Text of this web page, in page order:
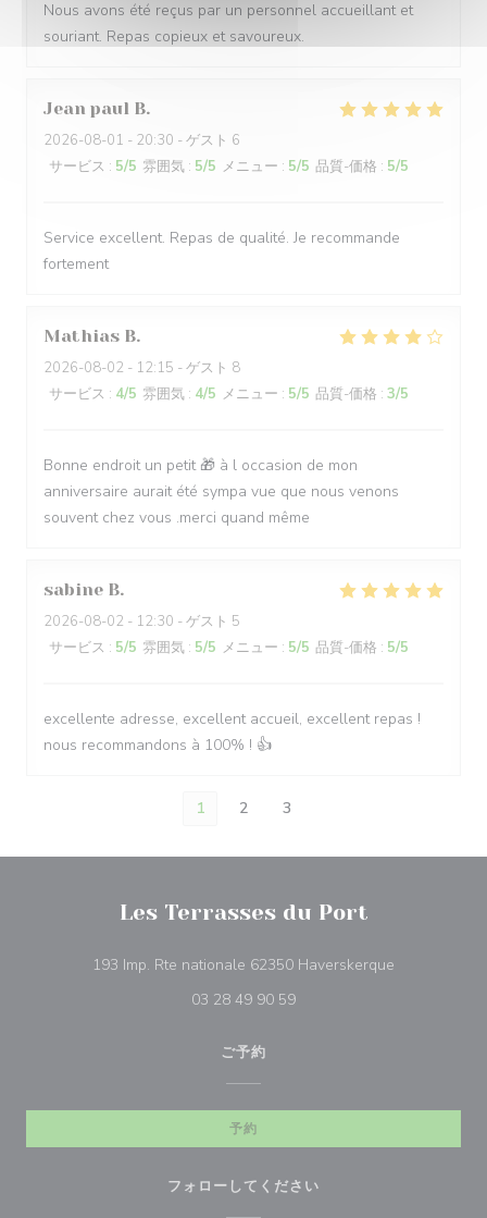
Nous avons été reçus par un personnel accueillant et
souriant. Repas copieux et savoureux.
Jean paul B
2026-08-01 - 20:30 - ゲスト 6
サービス : 5/5 雰囲気 : 5/5 メニュー : 5/5 品質-価格 : 5/5
Service excellent. Repas de qualité. Je recommande
fortement
Mathias B
2026-08-02 - 12:15 - ゲスト 8
サービス : 4/5 雰囲気 : 4/5 メニュー : 5/5 品質-価格 : 3/5
Bonne endroit un petit 🎁 à l occasion de mon
anniversaire aurait été sympa vue que nous venons
souvent chez vous .merci quand même
sabine B
2026-08-02 - 12:30 - ゲスト 5
サービス : 5/5 雰囲気 : 5/5 メニュー : 5/5 品質-価格 : 5/5
excellente adresse, excellent accueil, excellent repas !
nous recommandons à 100% ! 👍
1 2 3
Les Terrasses du Port
193 Imp. Rte nationale 62350 Haverskerque
03 28 49 90 59
ご予約
予約
フォローしてください